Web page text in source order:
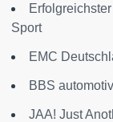
Sport
EMC
BBS
JAA! Just